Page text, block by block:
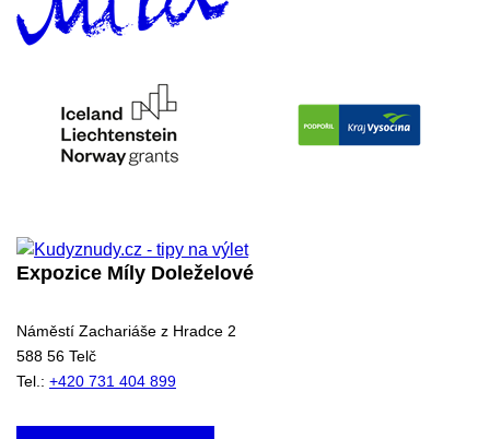
Expozice Míly Doleželové
Náměstí Zachariáše z Hradce 2
588 56 Telč
Tel.: +420 731 404 899